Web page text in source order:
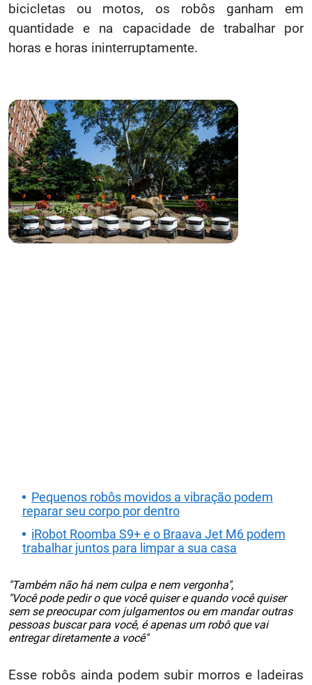
bicicletas ou motos, os robôs ganham em
quantidade e na capacidade de trabalhar por
horas e horas ininterruptamente.
Pequenos robôs movidos a vibração podem
reparar seu corpo por dentro
iRobot Roomba S9+ e o Braava Jet M6 podem
trabalhar juntos para limpar a sua casa
"Também não há nem culpa e nem vergonha",
"Você pode pedir o que você quiser e quando você quiser
sem se preocupar com julgamentos ou em mandar outras
pessoas buscar para você, é apenas um robô que vai
entregar diretamente a você"
Esse robôs ainda podem subir morros e ladeiras